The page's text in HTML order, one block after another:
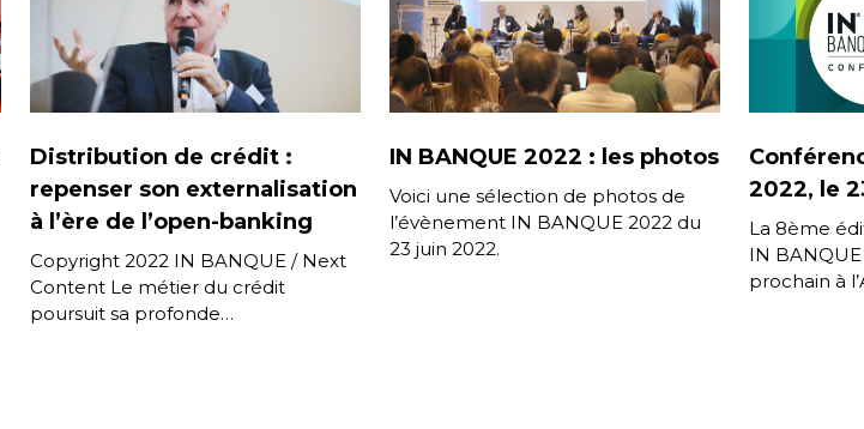
Distribution de crédit :
repenser son externalisation
à l’ère de l’open-banking
Copyright 2022 IN BANQUE / Next
Content Le métier du crédit
poursuit sa profonde
IN BANQUE 2022 : les photos
Voici une sélection de photos de
l’évènement IN BANQUE 2022 du
23 juin 2022.
2022, le
La 8ème
IN
prochain à